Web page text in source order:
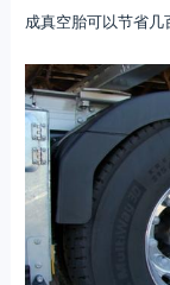
成真空胎可以节省几